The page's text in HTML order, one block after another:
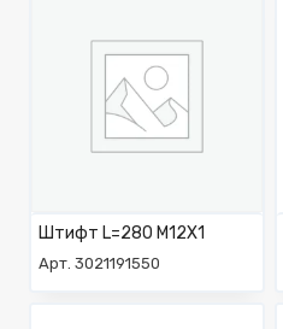
Штифт L=280 M12X1
Арт. 3021191550